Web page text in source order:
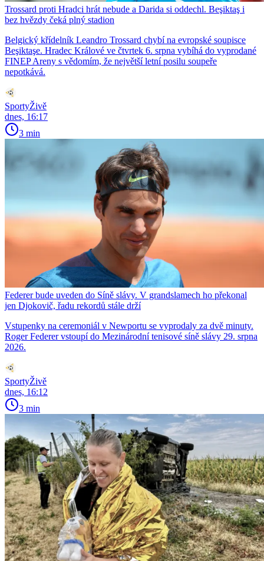
Trossard proti Hradci hrát nebude a Darida si oddechl. Beşiktaş i
bez hvězdy čeká plný stadion
Belgický křídelník Leandro Trossard chybí na evropské soupisce
Beşiktaşe. Hradec Králové ve čtvrtek 6. srpna vybíhá do vyprodané
FINEP Areny s vědomím, že největší letní posilu soupeře
nepotkává.
SportyŽivě
dnes, 16:17
3 min
Federer bude uveden do Síně slávy. V grandslamech ho překonal
jen Djokovič, řadu rekordů stále drží
Vstupenky na ceremoniál v Newportu se vyprodaly za dvě minuty.
Roger Federer vstoupí do Mezinárodní tenisové síně slávy 29. srpna
2026.
SportyŽivě
dnes, 16:12
3 min